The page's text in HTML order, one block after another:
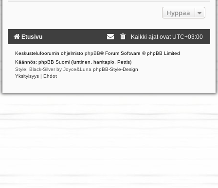
Hyppää
Etusivu Kaikki ajat ovat UTC+03:00
Keskustelufoorumin ohjelmisto phpBB® Forum Software © phpBB Limited
Käännös: phpBB Suomi (lurttinen, harritapio, Pettis)
Style: Black-Silver by Joyce&Luna phpBB-Style-Design
Yksityisyys | Ehdot